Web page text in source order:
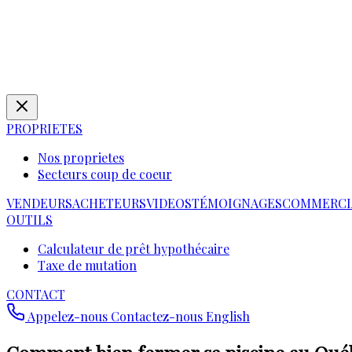
PROPRIETES
Nos proprietes
Secteurs coup de coeur
VENDEURSACHETEURSVIDEOSTÉMOIGNAGES
OUTILS
Calculateur de prêt hypothécaire
Taxe de mutation
CONTACT
Appelez-nous Contactez-nousEnglish